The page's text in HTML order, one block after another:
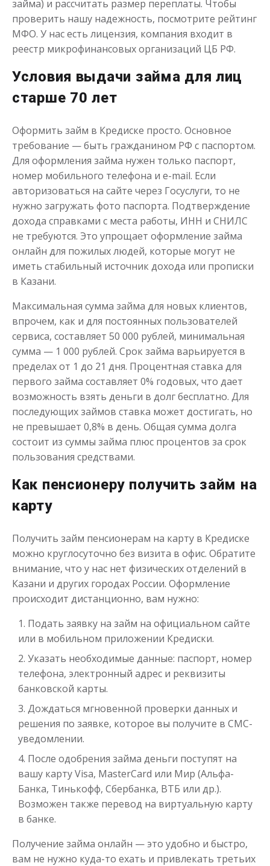
Моментальный займ
Сумма до 50 000 ₽
Срок
Одолжим до 30 дней
Сумма до 50 000 ₽
Срок
Получить
Переведём в долг
Сумма
Получить
Срок от 1 до 21 дня
Займ на карту с плохой
кредитной историей
Сумма до50 000₽
от 1
займа) и рассчитать размер переплаты. Чтобы
проверить нашу надежность, посмотрите рейтинг
МФО. У нас есть лицензия, компания входит в
реестр микрофинансовых организаций ЦБ РФ.
Условия выдачи займа для лиц
старше 70 лет
Оформить займ в Кредиске просто. Основное
требование — быть гражданином РФ с паспортом.
Для оформления займа нужен только паспорт,
номер мобильного телефона и e-mail. Если
авторизоваться на сайте через Госуслуги, то не
нужно загружать фото паспорта. Подтверждение
дохода справками с места работы, ИНН и СНИЛС
не требуются. Это упрощает оформление займа
онлайн для пожилых людей, которые могут не
иметь стабильный источник дохода или прописки
в Казани.
Максимальная сумма займа для новых клиентов,
впрочем, как и для постоянных пользователей
сервиса, составляет 50 000 рублей, минимальная
сумма — 1 000 рублей. Срок займа варьируется в
пределах от 1 до 21 дня. Процентная ставка для
первого займа составляет 0% годовых, что дает
возможность взять деньги в долг бесплатно. Для
последующих займов ставка может достигать, но
не превышает 0,8% в день. Общая сумма долга
состоит из суммы займа плюс процентов за срок
пользования средствами.
Как пенсионеру получить займ на
карту
Получить займ пенсионерам на карту в Кредиске
можно круглосуточно без визита в офис. Обратите
внимание, что у нас нет физических отделений в
Казани и других городах России. Оформление
происходит дистанционно, вам нужно:
Подать заявку на займ на официальном сайте
или в мобильном приложении Кредиски.
Указать необходимые данные: паспорт, номер
телефона, электронный адрес и реквизиты
банковской карты.
Дождаться мгновенной проверки данных и
решения по заявке, которое вы получите в СМС-
уведомлении.
После одобрения займа деньги поступят на
вашу карту Visa, MasterCard или Мир (Альфа-
Банка, Тинькофф, Сбербанка, ВТБ или др.).
Возможен также перевод на виртуальную карту
в банке.
Получение займа онлайн — это удобно и быстро,
вам не нужно куда-то ехать и привлекать третьих